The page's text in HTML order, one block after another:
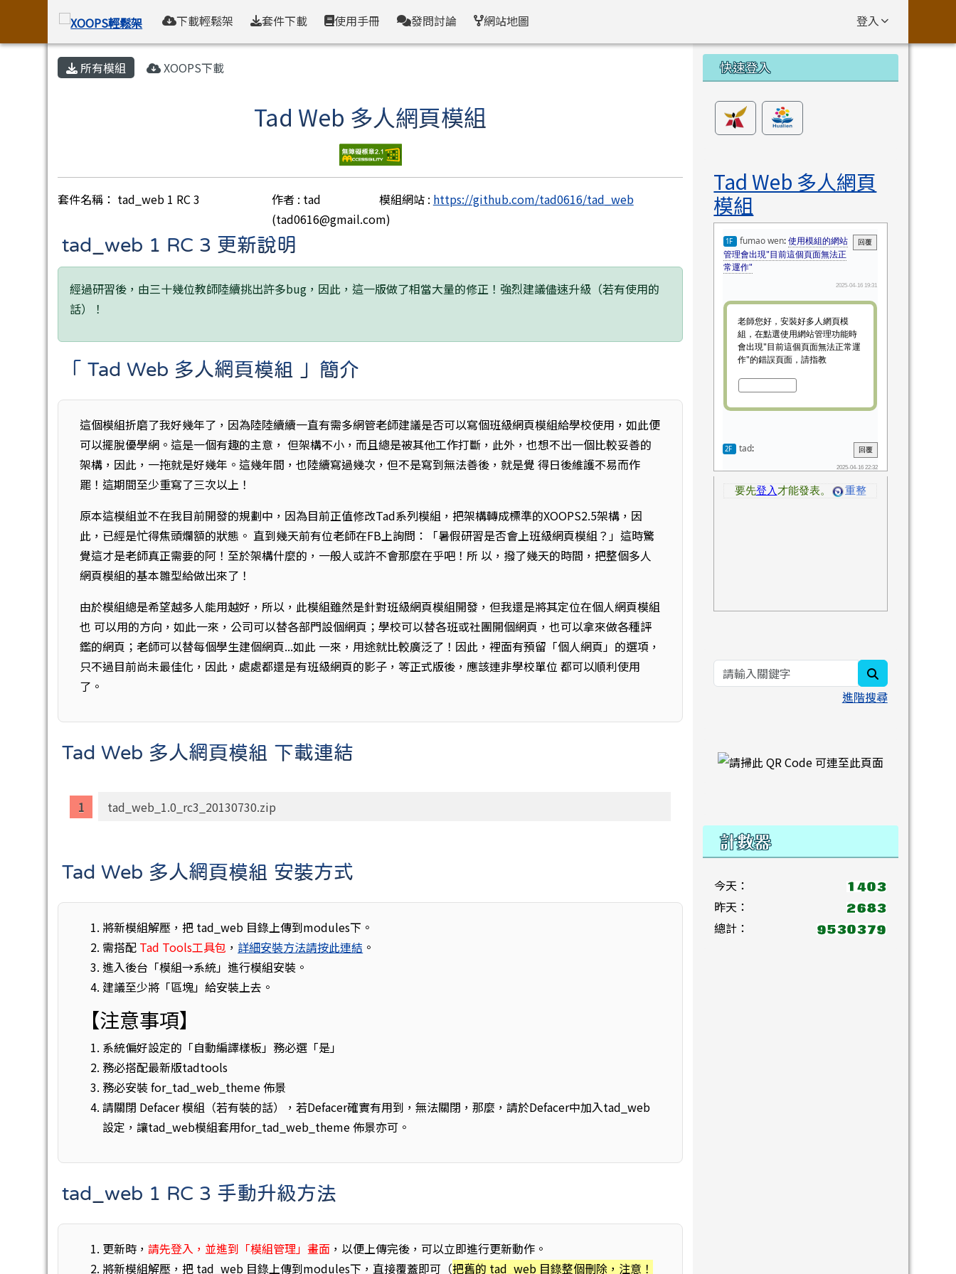
XOOPS輕鬆架
導覽列 下載輕鬆架 套件下載 使用手冊 發問討論 網站地圖 登入
主內容區域
所有模組 XOOPS下載
Tad Web 多人網頁模組
套件名稱： tad_web 1 RC 3
作者 : tad
(tad0616@gmail.com)
模組網站 : https://github.com/tad0616/tad_web
tad_web 1 RC 3 更新說明
經過研習後，由三十幾位教師陸續挑出許多bug，因此，這一版做了相當大量的修正！強烈建議儘速升級（若有使用的
話）！
「 Tad Web 多人網頁模組 」簡介
這個模組折磨了我好幾年了，因為陸陸續續一直有需多網管老師建議是否可以寫個班級網頁模組給學校使用，如此便
可以擺脫優學網。這是一個有趣的主意， 但架構不小，而且總是被其他工作打斷，此外，也想不出一個比較妥善的
架構，因此，一拖就是好幾年。這幾年間，也陸續寫過幾次，但不是寫到無法善後，就是覺 得日後維護不易而作
罷！這期間至少重寫了三次以上！
原本這模組並不在我目前開發的規劃中，因為目前正值修改Tad系列模組，把架構轉成標準的XOOPS2.5架構，因
此，已經是忙得焦頭爛額的狀態。 直到幾天前有位老師在FB上詢問：「暑假研習是否會上班級網頁模組？」這時驚
覺這才是老師真正需要的阿！至於架構什麼的，一般人或許不會那麼在乎吧！所 以，撥了幾天的時間，把整個多人
網頁模組的基本雛型給做出來了！
由於模組總是希望越多人能用越好，所以，此模組雖然是針對班級網頁模組開發，但我還是將其定位在個人網頁模組
也 可以用的方向，如此一來，公司可以替各部門設個網頁；學校可以替各班或社團開個網頁，也可以拿來做各種評
鑑的網頁；老師可以替每個學生建個網頁...如此 一來，用途就比較廣泛了！因此，裡面有預留「個人網頁」的選項，
只不過目前尚未最佳化，因此，處處都還是有班級網頁的影子，等正式版後，應該連非學校單位 都可以順利使用
了。
Tad Web 多人網頁模組 下載連結
tad_web_1.0_rc3_20130730.zip
Tad Web 多人網頁模組 安裝方式
將新模組解壓，把 tad_web 目錄上傳到modules下。
需搭配 Tad Tools工具包 ， 詳細安裝方法請按此連結 。
進入後台「模組→系統」進行模組安裝。
建議至少將「區塊」給安裝上去。
【注意事項】
系統偏好設定的「自動編譯樣板」務必選「是」
務必搭配最新版tadtools
務必安裝 for_tad_web_theme 佈景
請關閉 Defacer 模組（若有裝的話），若Defacer確實有用到，無法關閉，那麼，請於Defacer中加入tad_web
設定，讓tad_web模組套用for_tad_web_theme 佈景亦可。
tad_web 1 RC 3 手動升級方法
更新時，請先登入，並進到「模組管理」畫面 ，以便上傳完後，可以立即進行更新動作。
將新模組解壓，把 tad_web 目錄上傳到modules下，直接覆蓋即可（把舊的 tad_web 目錄整個刪除，注意！
左邊區域內容
快速登入
Tad Web 多人網頁
模組
進階搜尋
右邊區域內容
計數器
今天：
昨天：
總計：
頁尾區域